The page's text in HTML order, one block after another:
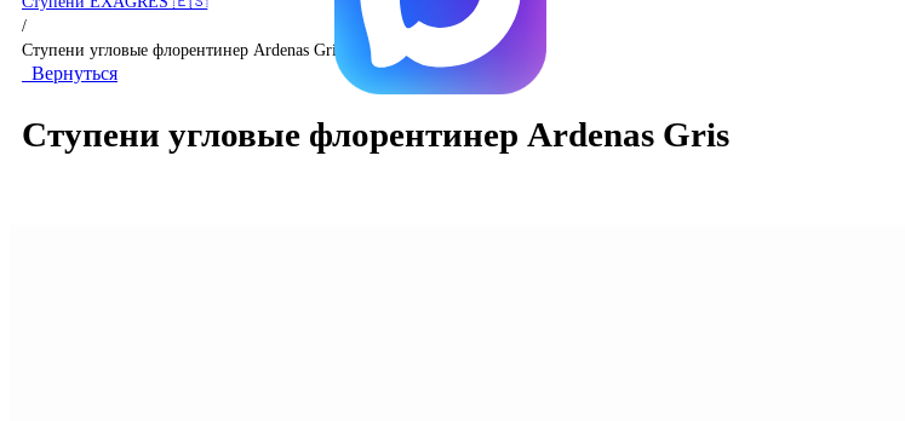
/
Ступени угловые флорентинер Ardenas Gris
Вернуться
Ступени угловые флорентинер Ardenas Gris